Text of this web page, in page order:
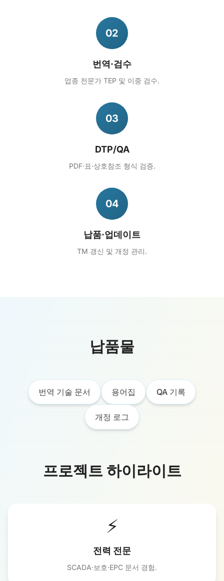
02
번역·검수
업종 전문가 TEP 및 이중 검수.
03
DTP/QA
PDF·표·상호참조 형식 검증.
04
납품·업데이트
TM 갱신 및 개정 관리.
납품물
번역 기술 문서 용어집 QA 기록
개정 로그
프로젝트 하이라이트
⚡
전력 전문
SCADA·보호·EPC 문서 경험.